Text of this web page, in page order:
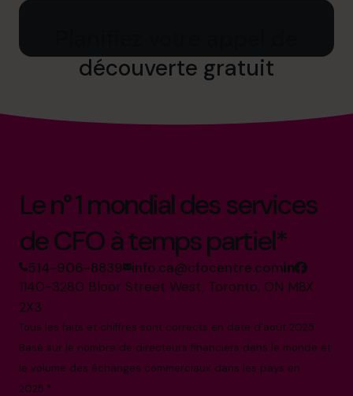
découverte gratuit
Le n° 1 mondial des services
de CFO à temps partiel*
514-906-8839 info.ca@cfocentre.com
1140-3280 Bloor Street West, Toronto, ON M8X
2X3
Tous les faits et chiffres sont corrects en date d'août 2025.
Basé sur le nombre de directeurs financiers dans le monde et
le volume des échanges commerciaux dans les pays en
2025.*